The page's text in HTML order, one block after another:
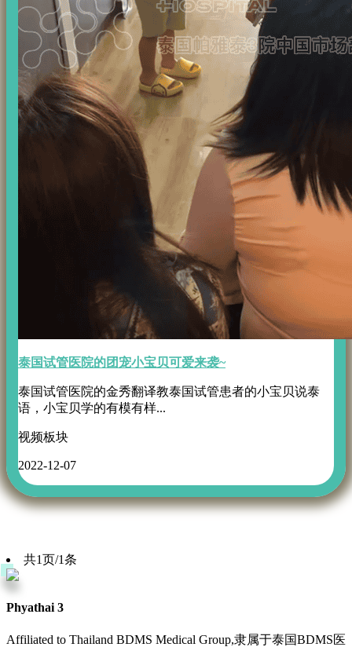
泰国试管医院的团宠小宝贝可爱来袭~
泰国试管医院的金秀翻译教泰国试管患者的小宝贝说泰
语，小宝贝学的有模有样...
视频板块
2022-12-07
共1页/1条
Phyathai 3
Affiliated to Thailand BDMS Medical Group,隶属于泰国BDMS医